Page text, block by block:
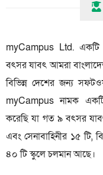
myCampus Ltd. একটি
বৎসর যাবৎ আমরা
বিভিন্ন দেশের জন্য
myCampus নামক
করেছি যা গত ৯ বৎসর যাবৎ
এবং সেনাবাহিনীর ১৫ টি,
৪০ টি স্কুলে চলমান আছে।